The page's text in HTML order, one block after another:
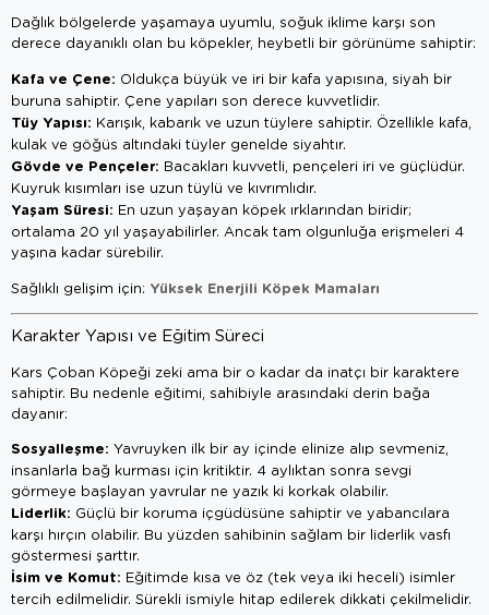
Dağlık bölgelerde yaşamaya uyumlu, soğuk iklime karşı son
derece dayanıklı olan bu köpekler, heybetli bir görünüme sahiptir:
Kafa ve Çene: Oldukça büyük ve iri bir kafa yapısına, siyah bir
buruna sahiptir. Çene yapıları son derece kuvvetlidir.
Tüy Yapısı: Karışık, kabarık ve uzun tüylere sahiptir. Özellikle kafa,
kulak ve göğüs altındaki tüyler genelde siyahtır.
Gövde ve Pençeler: Bacakları kuvvetli, pençeleri iri ve güçlüdür.
Kuyruk kısımları ise uzun tüylü ve kıvrımlıdır.
Yaşam Süresi: En uzun yaşayan köpek ırklarından biridir;
ortalama 20 yıl yaşayabilirler. Ancak tam olgunluğa erişmeleri 4
yaşına kadar sürebilir.
Sağlıklı gelişim için: Yüksek Enerjili Köpek Mamaları
Karakter Yapısı ve Eğitim Süreci
Kars Çoban Köpeği zeki ama bir o kadar da inatçı bir karaktere
sahiptir. Bu nedenle eğitimi, sahibiyle arasındaki derin bağa
dayanır:
Sosyalleşme: Yavruyken ilk bir ay içinde elinize alıp sevmeniz,
insanlarla bağ kurması için kritiktir. 4 aylıktan sonra sevgi
görmeye başlayan yavrular ne yazık ki korkak olabilir.
Liderlik: Güçlü bir koruma içgüdüsüne sahiptir ve yabancılara
karşı hırçın olabilir. Bu yüzden sahibinin sağlam bir liderlik vasfı
göstermesi şarttır.
İsim ve Komut: Eğitimde kısa ve öz (tek veya iki heceli) isimler
tercih edilmelidir. Sürekli ismiyle hitap edilerek dikkati çekilmelidir.